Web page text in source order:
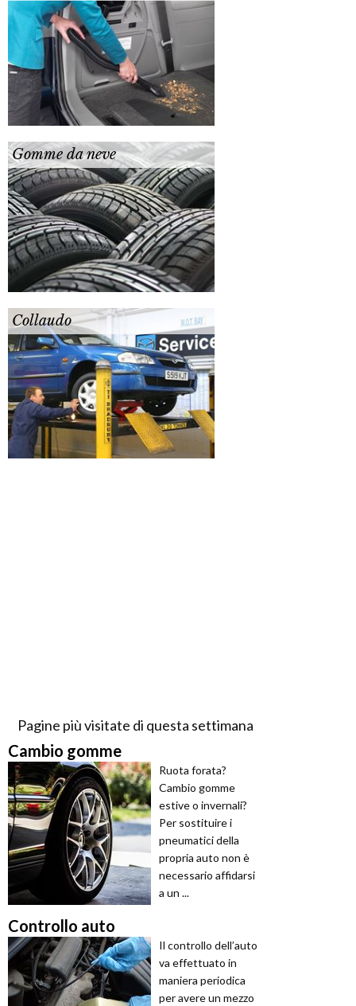
Gomme da neve
Collaudo
Pagine più visitate di questa settimana
Cambio gomme
Ruota forata?
Cambio gomme
estive o invernali?
Per sostituire i
pneumatici della
propria auto non è
necessario affidarsi
a un ...
Controllo auto
Il controllo dell’auto
va effettuato in
maniera periodica
per avere un mezzo